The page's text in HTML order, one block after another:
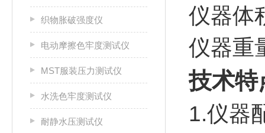
织物胀破强度仪
电动摩擦色牢度测试仪
MST服装压力测试仪
水洗色牢度测试仪
耐静水压测试仪
仪器体
仪器重
技术特
1.仪器